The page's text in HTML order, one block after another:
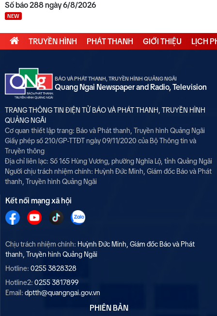
Số báo 288 ngày 6/8/2026
NEW
TRUYỀN HÌNH PHÁT THANH GIỚI THIỆU LỊCH
BÁO VÀ PHÁT THANH, TRUYỀN HÌNH QUẢNG NGÃI
Quang Ngai Newspaper and Radio, Television
TRANG THÔNG TIN ĐIỆN TỬ BÁO VÀ PHÁT THANH, TRUYỀN HÌNH
QUẢNG NGÃI
Cơ quan thiết lập trang: Báo và Phát thanh, Truyền hình Quảng Ngãi
Giấy phép số 210/GP-TTĐT ngày 09/11/2020 của Bộ Thông tin và
Truyền thông
Địa chỉ liên lạc: Số 165 Hùng Vương, phường Nghĩa Lộ, tỉnh Quảng Ngãi
Người chịu trách nhiệm chính: Huỳnh Đức Minh, Giám đốc Báo và Phát
thanh, Truyền hình Quảng Ngãi
Kết nối mạng xã hội
Chịu trách nhiệm chính: Huỳnh Đức Minh, Giám đốc Báo và Phát
thanh, Truyền hình Quảng Ngãi
Hotline: 0255 3828328
Hotline2: 0255 3817899
Email: dptth@quangngai.gov.vn
PHIÊN BẢN